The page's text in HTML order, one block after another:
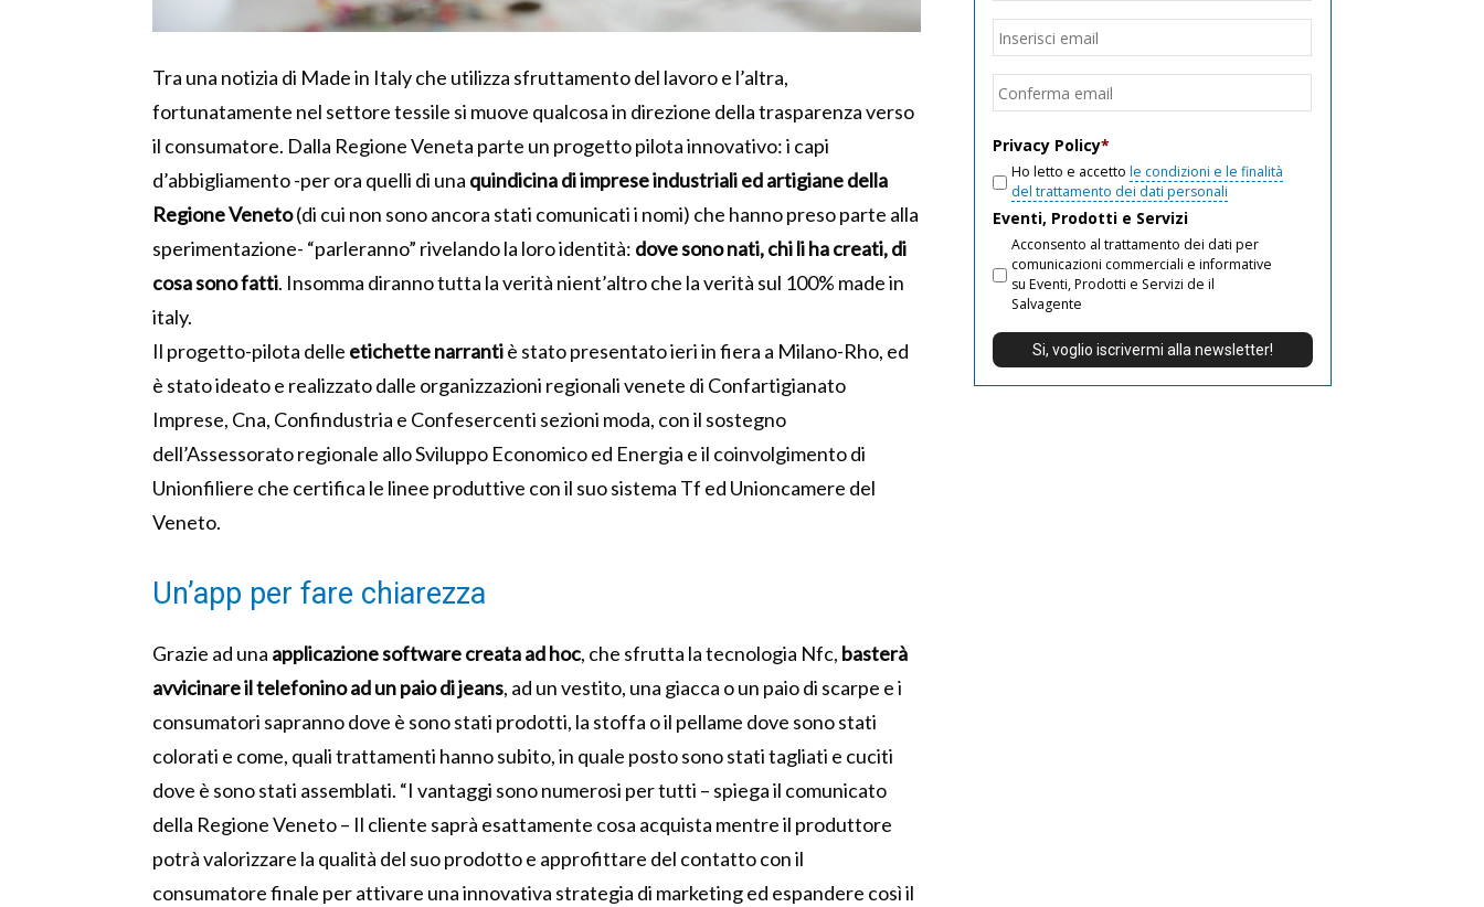
Tra una notizia di Made in Italy che utilizza sfruttamento del lavoro e l’altra,
fortunatamente nel settore tessile si muove qualcosa in direzione della trasparenza verso
il consumatore. Dalla Regione Veneta parte un progetto pilota innovativo: i capi
d’abbigliamento -per ora quelli di una quindicina di imprese industriali ed artigiane della
Regione Veneto(di cui non sono ancora stati comunicati i nomi) che hanno preso parte alla
sperimentazione- “parleranno” rivelando la loro identità: dove sono nati, chi li ha creati, di
cosa sono fatti. Insomma diranno tutta la verità nient’altro che la verità sul 100% made in
italy.
Il progetto-pilota delle etichette narrantiè stato presentato ieri in fiera a Milano-Rho, ed
è stato ideato e realizzato dalle organizzazioni regionali venete di Confartigianato
Imprese, Cna, Confindustria e Confesercenti sezioni moda, con il sostegno
dell’Assessorato regionale allo Sviluppo Economico ed Energia e il coinvolgimento di
Unionfiliere che certifica le linee produttive con il suo sistema Tf ed Unioncamere del
Veneto.
Un’app per fare chiarezza
Grazie ad una applicazione software creata ad hoc, che sfrutta la tecnologia Nfc, basterà
avvicinare il telefonino ad un paio di jeans, ad un vestito, una giacca o un paio di scarpe e i
consumatori sapranno dove è sono stati prodotti, la stoffa o il pellame dove sono stati
colorati e come, quali trattamenti hanno subito, in quale posto sono stati tagliati e cuciti
dove è sono stati assemblati. “I vantaggi sono numerosi per tutti – spiega il comunicato
della Regione Veneto – Il cliente saprà esattamente cosa acquista mentre il produttore
potrà valorizzare la qualità del suo prodotto e approfittare del contatto con il
consumatore finale per attivare una innovativa strategia di marketing ed espandere così il
Email
Privacy Policy*
Ho letto e accetto le condizioni e le finalità
del trattamento dei dati personali
Eventi, Prodotti e Servizi
Acconsento al trattamento dei dati per
comunicazioni commerciali e informative
su Eventi, Prodotti e Servizi de il
Salvagente